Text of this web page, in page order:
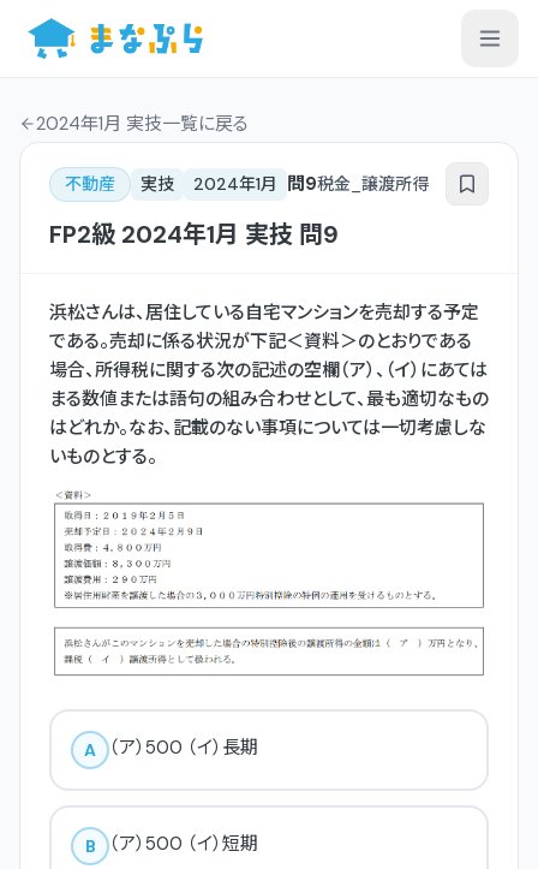
2024年1月 実技一覧に戻る
不動産 実技 2024年1月 問9税金_譲渡所得
FP2級 2024年1月 実技 問9
浜松さんは、居住している自宅マンションを売却する予定
である。売却に係る状況が下記＜資料＞のとおりである
場合、所得税に関する次の記述の空欄（ア）、（イ）にあては
まる数値または語句の組み合わせとして、最も適切なもの
はどれか。なお、記載のない事項については一切考慮しな
いものとする。
A （ア）500 （イ）長期
B （ア）500 （イ）短期